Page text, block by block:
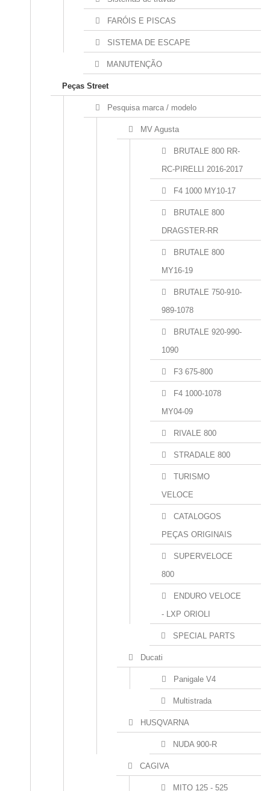
FARÓIS E PISCAS
SISTEMA DE ESCAPE
MANUTENÇÃO
Peças Street
Pesquisa marca / modelo
MV Agusta
BRUTALE 800 RR-
RC-PIRELLI 2016-2017
F4 1000 MY10-17
BRUTALE 800
DRAGSTER-RR
BRUTALE 800
MY16-19
BRUTALE 750-910-
989-1078
BRUTALE 920-990-
1090
F3 675-800
F4 1000-1078
MY04-09
RIVALE 800
STRADALE 800
TURISMO
VELOCE
CATALOGOS
PEÇAS ORIGINAIS
SUPERVELOCE
800
ENDURO VELOCE
- LXP ORIOLI
SPECIAL PARTS
Ducati
Panigale V4
Multistrada
HUSQVARNA
NUDA 900-R
CAGIVA
MITO 125 - 525